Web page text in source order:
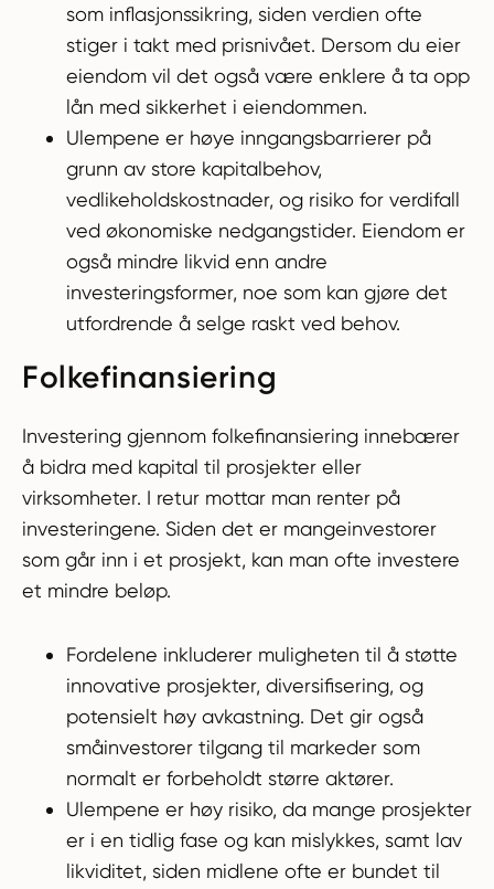
som inflasjonssikring, siden verdien ofte
stiger i takt med prisnivået. Dersom du eier
eiendom vil det også være enklere å ta opp
lån med sikkerhet i eiendommen.
Ulempene er høye inngangsbarrierer på
grunn av store kapitalbehov,
vedlikeholdskostnader, og risiko for verdifall
ved økonomiske nedgangstider. Eiendom er
også mindre likvid enn andre
investeringsformer, noe som kan gjøre det
utfordrende å selge raskt ved behov.
Folkefinansiering
Investering gjennom folkefinansiering innebærer
å bidra med kapital til prosjekter eller
virksomheter. I retur mottar man renter på
investeringene. Siden det er mangeinvestorer
som går inn i et prosjekt, kan man ofte investere
et mindre beløp.
Fordelene inkluderer muligheten til å støtte
innovative prosjekter, diversifisering, og
potensielt høy avkastning. Det gir også
småinvestorer tilgang til markeder som
normalt er forbeholdt større aktører.
Ulempene er høy risiko, da mange prosjekter
er i en tidlig fase og kan mislykkes, samt lav
likviditet, siden midlene ofte er bundet til